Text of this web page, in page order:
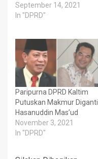
September 14, 2021
In "DPRD"
Paripurna DPRD Kaltim
Putuskan Makmur Diganti
Hasanuddin Mas’ud
November 3, 2021
In "DPRD"